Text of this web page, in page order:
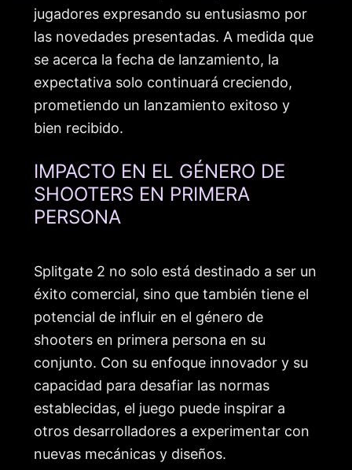
jugadores expresando su entusiasmo por
las novedades presentadas. A medida que
se acerca la fecha de lanzamiento, la
expectativa solo continuará creciendo,
prometiendo un lanzamiento exitoso y
bien recibido.
IMPACTO EN EL GÉNERO DE
SHOOTERS EN PRIMERA
PERSONA
Splitgate 2 no solo está destinado a ser un
éxito comercial, sino que también tiene el
potencial de influir en el género de
shooters en primera persona en su
conjunto. Con su enfoque innovador y su
capacidad para desafiar las normas
establecidas, el juego puede inspirar a
otros desarrolladores a experimentar con
nuevas mecánicas y diseños.